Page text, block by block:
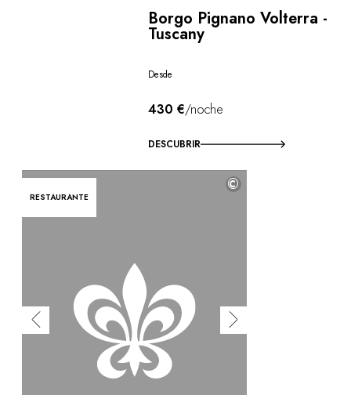
Borgo Pignano Volterra -
Tuscany
Desde
430 €/noche
DESCUBRIR
RESTAURANTE
©